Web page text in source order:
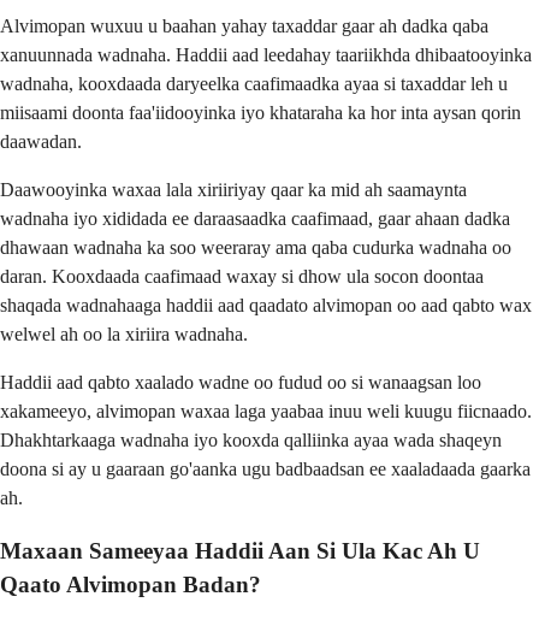
Alvimopan wuxuu u baahan yahay taxaddar gaar ah dadka qaba
xanuunnada wadnaha. Haddii aad leedahay taariikhda dhibaatooyinka
wadnaha, kooxdaada daryeelka caafimaadka ayaa si taxaddar leh u
miisaami doonta faa'iidooyinka iyo khataraha ka hor inta aysan qorin
daawadan.
Daawooyinka waxaa lala xiriiriyay qaar ka mid ah saamaynta
wadnaha iyo xididada ee daraasaadka caafimaad, gaar ahaan dadka
dhawaan wadnaha ka soo weeraray ama qaba cudurka wadnaha oo
daran. Kooxdaada caafimaad waxay si dhow ula socon doontaa
shaqada wadnahaaga haddii aad qaadato alvimopan oo aad qabto wax
welwel ah oo la xiriira wadnaha.
Haddii aad qabto xaalado wadne oo fudud oo si wanaagsan loo
xakameeyo, alvimopan waxaa laga yaabaa inuu weli kuugu fiicnaado.
Dhakhtarkaaga wadnaha iyo kooxda qalliinka ayaa wada shaqeyn
doona si ay u gaaraan go'aanka ugu badbaadsan ee xaaladaada gaarka
ah.
Maxaan Sameeyaa Haddii Aan Si Ula Kac Ah U
Qaato Alvimopan Badan?